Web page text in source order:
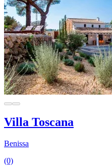
Villa Toscana
Benissa
(0)